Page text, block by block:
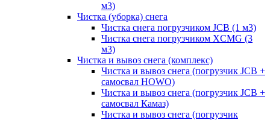
м3)
Чистка (уборка) снега
Чистка снега погрузчиком JCB (1 м3)
Чистка снега погрузчиком XCMG (3
м3)
Чистка и вывоз снега (комплекс)
Чистка и вывоз снега (погрузчик JCB +
самосвал HOWO)
Чистка и вывоз снега (погрузчик JCB +
самосвал Камаз)
Чистка и вывоз снега (погрузчик